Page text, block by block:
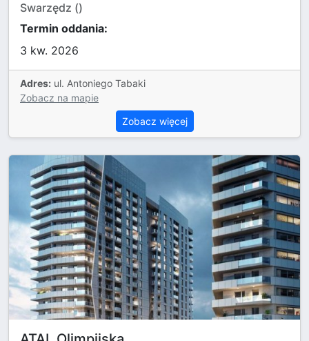
Swarzędz ()
Termin oddania:
3 kw. 2026
Adres: ul. Antoniego Tabaki
Zobacz na mapie
Zobacz więcej